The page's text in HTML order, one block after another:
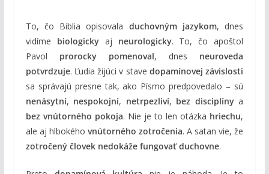
To, čo Biblia opisovala duchovným jazykom, dnes
vidíme biologickyaj neurologicky. To, čo apoštol
Pavol prorocky pomenoval, dnes neuroveda
potvrdzuje. Ľudia žijúci v stavedopamínovej závislosti
sa správajú presne tak, ako Písmo predpovedalo – sú
nenásytní, nespokojní, netrpezliví, bez disciplínya
bez vnútorného pokoja. Nie je to len otázka hriechu,
ale aj hlbokého vnútorného zotročenia. A satan vie, že
zotročený človek nedokáže fungovať duchovne.